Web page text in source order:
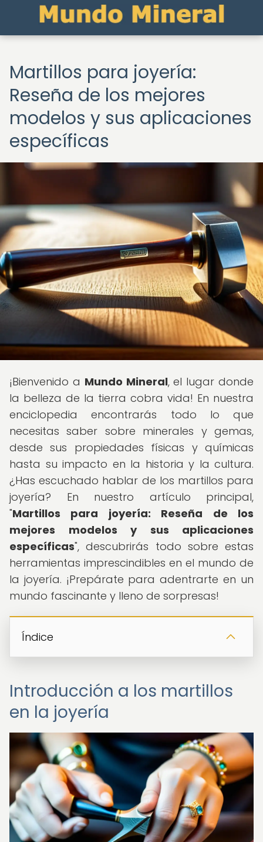
Martillos para joyería:
Reseña de los mejores
modelos y sus aplicaciones
específicas
¡Bienvenido a Mundo Mineral, el lugar donde
la belleza de la tierra cobra vida! En nuestra
enciclopedia encontrarás todo lo que
necesitas saber sobre minerales y gemas,
desde sus propiedades físicas y químicas
hasta su impacto en la historia y la cultura.
¿Has escuchado hablar de los martillos para
joyería? En nuestro artículo principal,
"Martillos para joyería: Reseña de los
mejores modelos y sus aplicaciones
específicas", descubrirás todo sobre estas
herramientas imprescindibles en el mundo de
la joyería. ¡Prepárate para adentrarte en un
mundo fascinante y lleno de sorpresas!
Índice
Introducción a los martillos
en la joyería